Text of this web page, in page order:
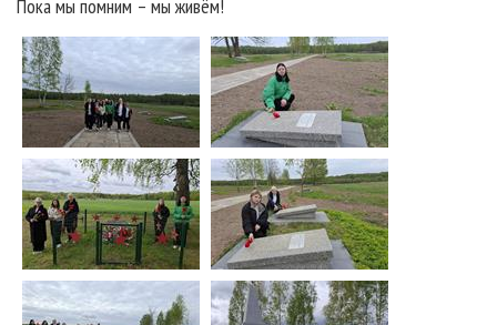
Пока мы помним – мы живём!